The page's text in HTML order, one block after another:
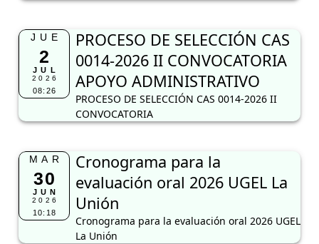
JUE
2
JUL
2026
08:26
PROCESO DE SELECCIÓN CAS
0014-2026 II CONVOCATORIA
APOYO ADMINISTRATIVO
PROCESO DE SELECCIÓN CAS 0014-2026 II
CONVOCATORIA
MAR
30
JUN
2026
10:18
Cronograma para la
evaluación oral 2026 UGEL La
Unión
Cronograma para la evaluación oral 2026 UGEL
La Unión